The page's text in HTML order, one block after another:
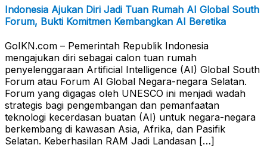
Indonesia Ajukan Diri Jadi Tuan Rumah AI Global South
Forum, Bukti Komitmen Kembangkan AI Beretika
GoIKN.com – Pemerintah Republik Indonesia
mengajukan diri sebagai calon tuan rumah
penyelenggaraan Artificial Intelligence (AI) Global South
Forum atau Forum AI Global Negara-negara Selatan.
Forum yang digagas oleh UNESCO ini menjadi wadah
strategis bagi pengembangan dan pemanfaatan
teknologi kecerdasan buatan (AI) untuk negara-negara
berkembang di kawasan Asia, Afrika, dan Pasifik
Selatan. Keberhasilan RAM Jadi Landasan […]